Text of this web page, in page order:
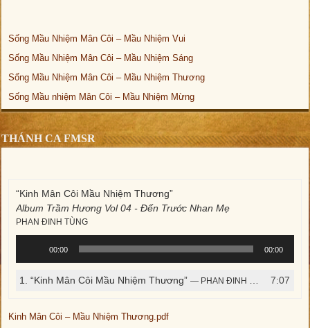
Sống Mầu Nhiệm Mân Côi – Mầu Nhiệm Vui
Sống Mầu Nhiệm Mân Côi – Mầu Nhiệm Sáng
Sống Mầu Nhiệm Mân Côi – Mầu Nhiệm Thương
Sống Mầu nhiệm Mân Côi – Mầu Nhiệm Mừng
THÁNH CA FMSR
“Kinh Mân Côi Mầu Nhiệm Thương”
Album Trầm Hương Vol 04 - Đến Trước Nhan Mẹ
PHAN ĐINH TÙNG
thanh
00:00 00:00
1.“Kinh Mân Côi Mầu Nhiệm Thương”— PHAN ĐINH TÙNG 7:07
Kinh Mân Côi – Mầu Nhiệm Thương.pdf